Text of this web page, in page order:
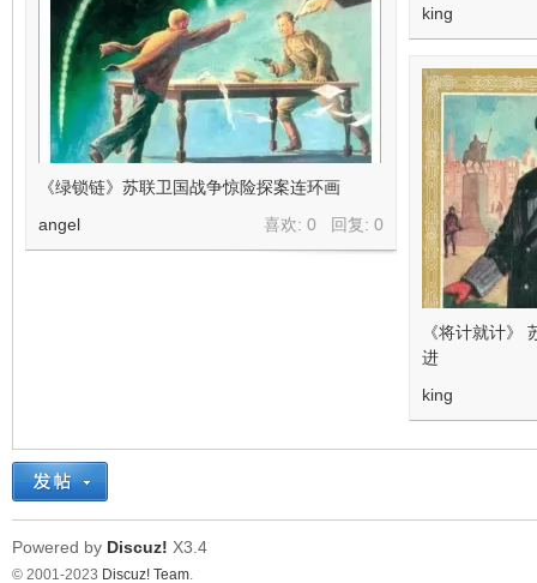
king
《绿锁链》苏联卫国战争惊险探案连环画
喜欢: 0 回复: 0
angel
《将计就计》
进
king
Powered by Discuz! X3.4
© 2001-2023 Discuz! Team.